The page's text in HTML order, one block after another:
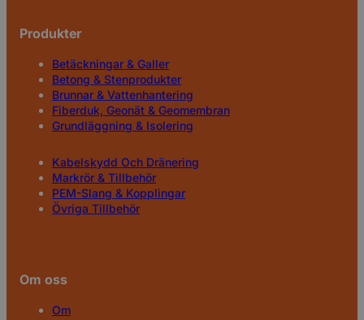
Produkter
Betäckningar & Galler
Betong & Stenprodukter
Brunnar & Vattenhantering
Fiberduk, Geonät & Geomembran
Grundläggning & Isolering
Kabelskydd Och Dränering
Markrör & Tillbehör
PEM-Slang & Kopplingar
Övriga Tillbehör
Om oss
Om